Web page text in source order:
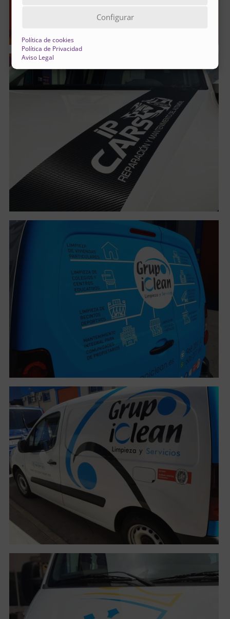
Configurar
Política de cookies
Política de Privacidad
Aviso Legal